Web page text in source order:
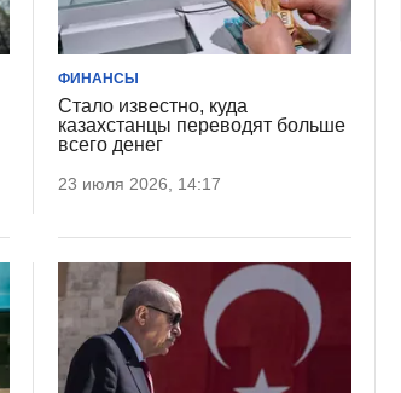
ФИНАНСЫ
Стало известно, куда
казахстанцы переводят больше
всего денег
23 июля 2026, 14:17